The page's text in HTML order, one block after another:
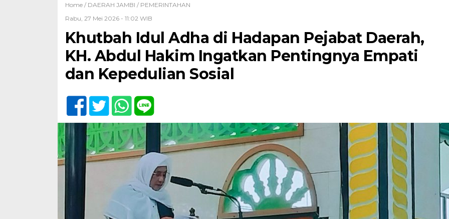
Home / DAERAH JAMBI / PEMERINTAHAN
Rabu, 27 Mei 2026 - 11:02 WIB
Khutbah Idul Adha di Hadapan Pejabat Daerah,
KH. Abdul Hakim Ingatkan Pentingnya Empati
dan Kepedulian Sosial